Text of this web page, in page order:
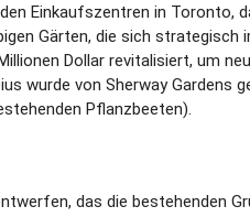
Einkaufszentren in Toronto,
Gärten, die sich
Dollar revitalisiert, um
wurde von Sherway Gardens
Pflanzbeeten).
das die bestehenden